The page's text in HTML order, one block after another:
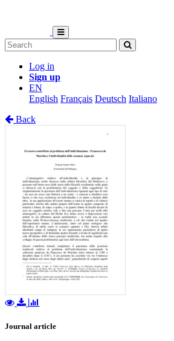
Log in
Sign up
EN
English Français Deutsch Italiano
Back
Journal article